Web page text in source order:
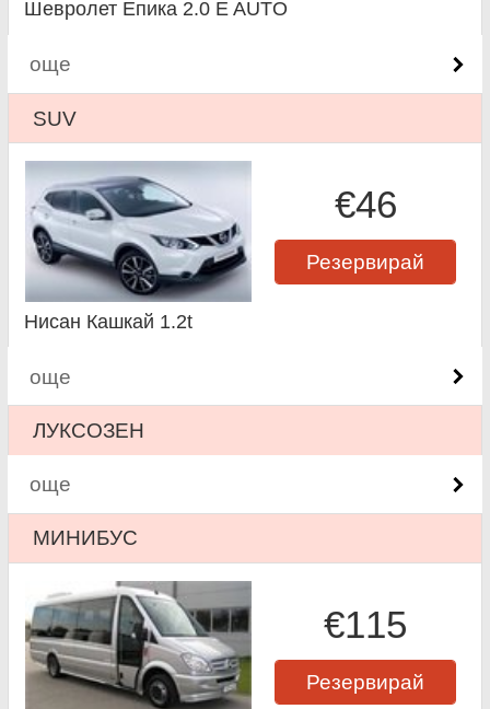
Шевролет Епика 2.0 E AUTO
още
SUV
€46
Резервирай
Нисан Кашкай 1.2t
още
ЛУКСОЗЕН
още
МИНИБУС
€115
Резервирай